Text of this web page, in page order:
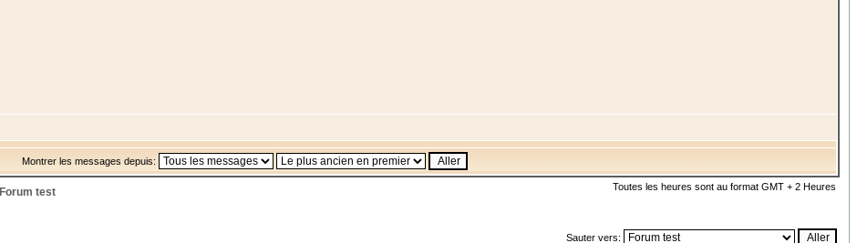
Montrer les messages depuis:
Forum test Toutes les heures sont au format GMT + 2 Heures
Sauter vers: